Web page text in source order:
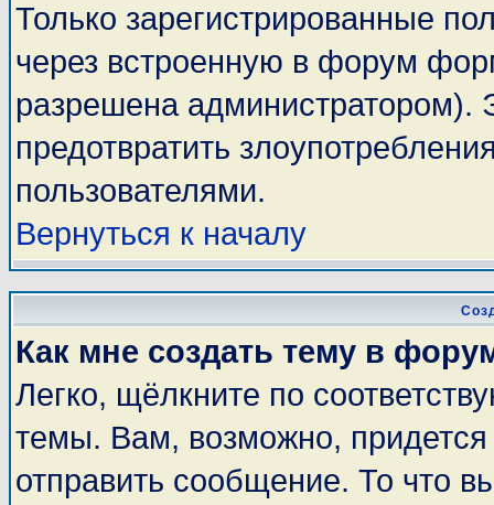
Только зарегистрированные
через встроенную в форум
разрешена администратором).
предотвратить
пользователями.
Вернуться к началу
Как мне создать тему в
Легко, щёлкните по
темы. Вам, возможно, придется
отправить сообщение. То что